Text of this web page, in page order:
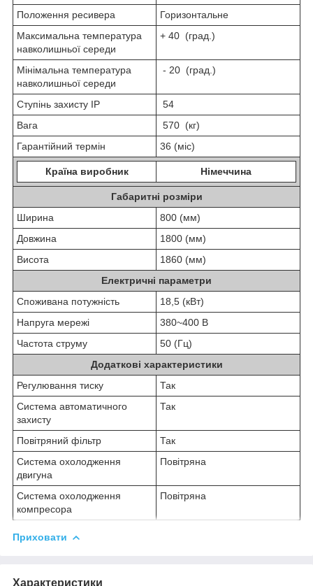
Положення ресивера
Горизонтальне
Максимальна температура
навколишньої середи
+ 40 (град.)
Мінімальна температура
навколишньої середи
- 20 (град.)
Ступінь захисту IP
54
Вага
570 (кг)
Гарантійний термін
36 (міс)
Країна виробник Німеччина
Габаритні розміри
Ширина
800 (мм)
Довжина
1800 (мм)
Висота
1860 (мм)
Електричні параметри
Споживана потужність
18,5 (кВт)
Напруга мережі
380~400 В
Частота струму
50 (Гц)
Додаткові характеристики
Регулювання тиску
Так
Система автоматичного
захисту
Так
Повітряний фільтр
Так
Система охолодження
двигуна
Повітряна
Система охолодження
компресора
Повітряна
Приховати
Характеристики